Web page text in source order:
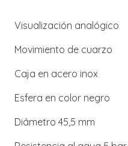
Visualización analógico
Movimiento de cuarzo
Caja en acero inox
Esfera en color negro
Diámetro 45,5 mm